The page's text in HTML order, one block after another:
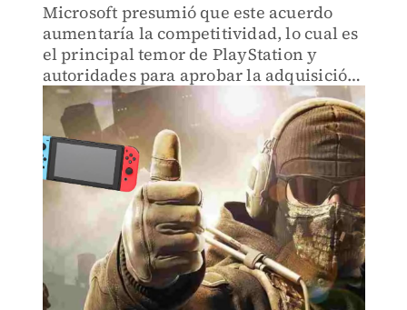
Microsoft presumió que este acuerdo
aumentaría la competitividad, lo cual es
el principal temor de PlayStation y
autoridades para aprobar la adquisición
de Activision a las filas de Xbox.